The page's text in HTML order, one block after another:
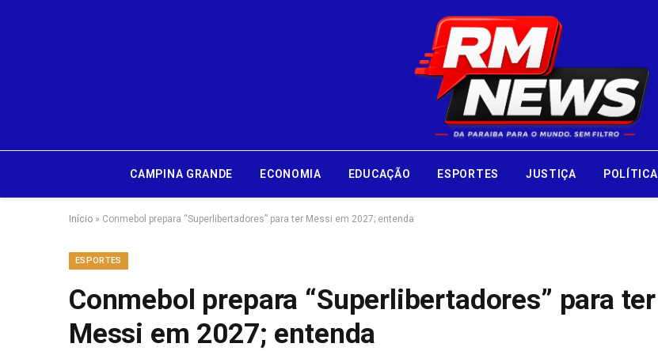
CAMPINA GRANDE ECONOMIA EDUCAÇÃO ESPORTES JUSTIÇA POLÍTICA
Início » Conmebol prepara “Superlibertadores” para ter Messi em 2027; entenda
ESPORTES
Conmebol prepara “Superlibertadores” para ter
Messi em 2027; entenda